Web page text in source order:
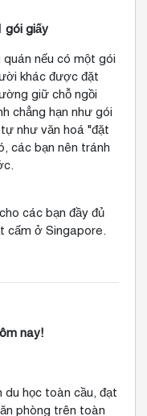
gói giấy
nếu có một gói
khác được đặt
giữ chỗ ngồi
chẳng hạn như gói
như văn hoá "đặt
các bạn nên tránh
các bạn đầy đủ
cấm ở Singapore.
nay!
du học toàn cầu, đạt
phòng trên toàn